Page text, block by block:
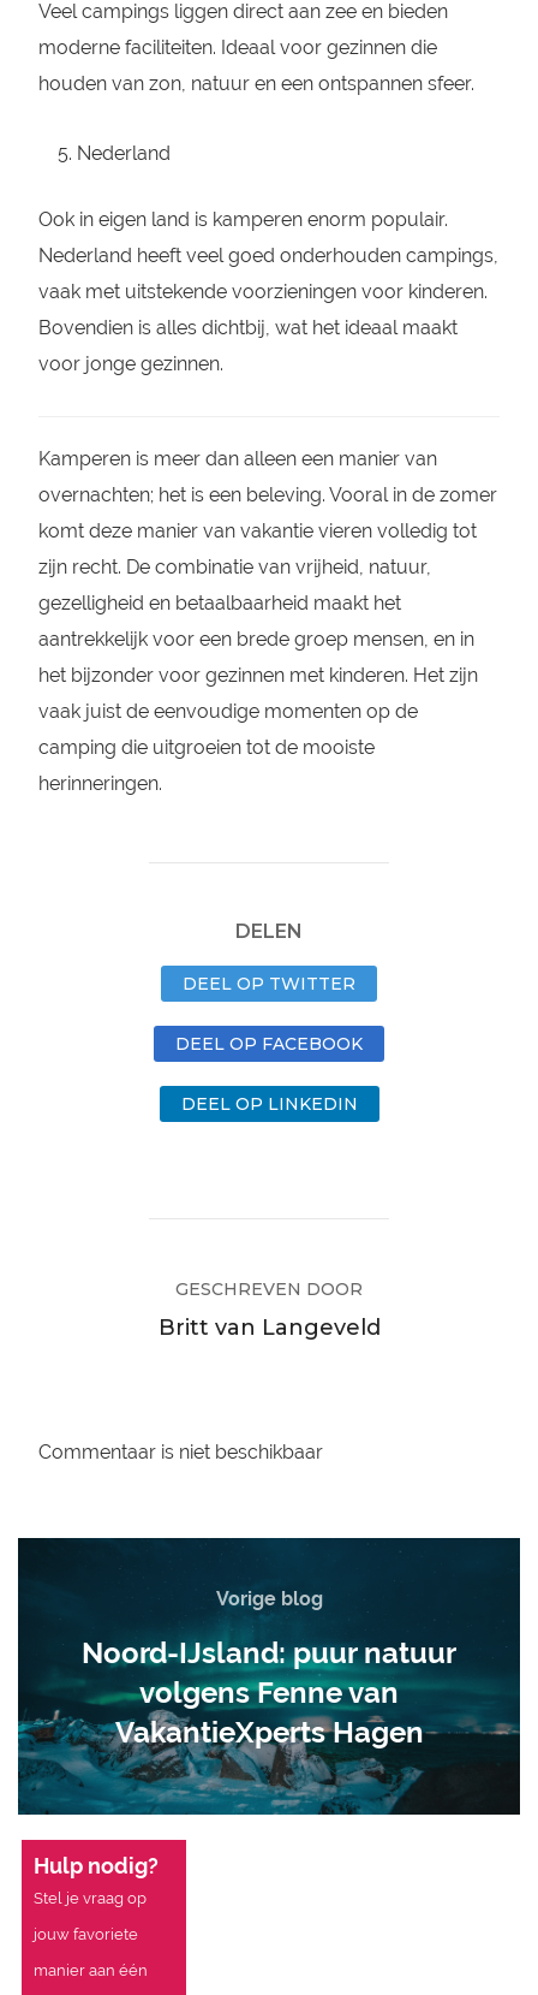
Veel campings liggen direct aan zee en bieden
moderne faciliteiten. Ideaal voor gezinnen die
houden van zon, natuur en een ontspannen sfeer.
Nederland
Ook in eigen land is kamperen enorm populair.
Nederland heeft veel goed onderhouden campings,
vaak met uitstekende voorzieningen voor kinderen.
Bovendien is alles dichtbij, wat het ideaal maakt
voor jonge gezinnen.
Kamperen is meer dan alleen een manier van
overnachten; het is een beleving. Vooral in de zomer
komt deze manier van vakantie vieren volledig tot
zijn recht. De combinatie van vrijheid, natuur,
gezelligheid en betaalbaarheid maakt het
aantrekkelijk voor een brede groep mensen, en in
het bijzonder voor gezinnen met kinderen. Het zijn
vaak juist de eenvoudige momenten op de
camping die uitgroeien tot de mooiste
herinneringen.
DELEN
DEEL OP TWITTER
DEEL OP FACEBOOK
DEEL OP LINKEDIN
GESCHREVEN DOOR
Britt van Langeveld
Commentaar is niet beschikbaar
Vorige blog
Noord-IJsland: puur natuur
volgens Fenne van
VakantieXperts Hagen
Hulp nodig?
Stel je vraag op
jouw favoriete
manier aan één